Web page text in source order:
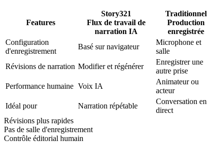
Features
Story321
Flux de travail de
narration IA
Traditionnel
Production
enregistrée
Configuration
d'enregistrement
Basé sur navigateur
Microphone et
salle
Révisions de narration Modifier et régénérer
Enregistrer une
autre prise
Performance humaine Voix IA
Animateur ou
acteur
Idéal pour
Narration répétable
Conversation en
direct
Révisions plus rapides
Pas de salle d'enregistrement
Contrôle éditorial humain